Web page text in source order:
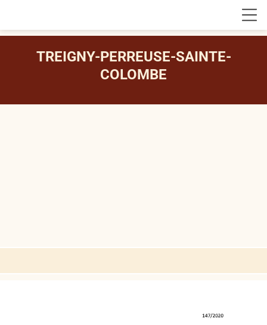
TREIGNY-PERREUSE-SAINTE-
COLOMBE